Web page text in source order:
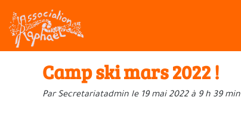
Camp ski mars 2022 !
Par Secretariatadmin le 19 mai 2022 à 9 h 39 min